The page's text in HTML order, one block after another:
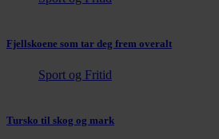
Fjellskoene som tar deg frem overalt
Sport og Fritid
Tursko til skog og mark